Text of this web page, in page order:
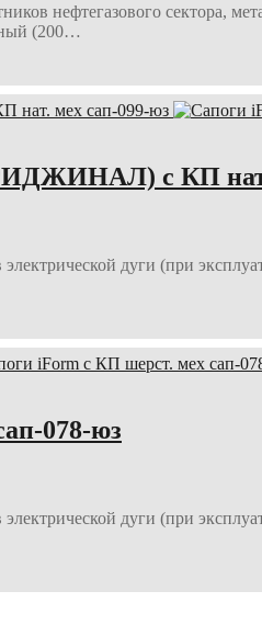
нефтегазового сектора,
(200…
с КП нат.
дуги (при
078-юз
дуги (при